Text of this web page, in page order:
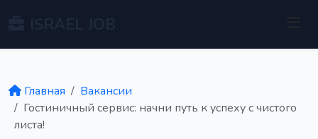
Главная
Вакансии
Гостиничный сервис: начни путь к успеху с чистого
листа!